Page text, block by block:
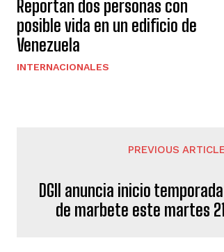
Reportan dos personas con
posible vida en un edificio de
Venezuela
INTERNACIONALES
PREVIOUS
DGII anuncia inicio
de marbete este martes